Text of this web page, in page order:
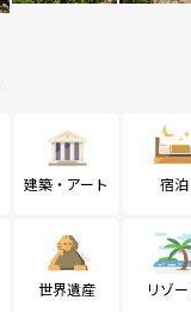
建築・アート 宿泊
世界遺産 リゾー